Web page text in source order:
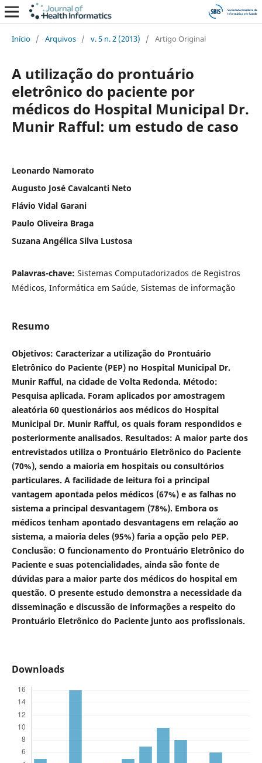
Início / Arquivos / v. 5 n. 2 (2013) / Artigo Original
A utilização do prontuário
eletrônico do paciente por
médicos do Hospital Municipal Dr.
Munir Rafful: um estudo de caso
Leonardo Namorato
Augusto José Cavalcanti Neto
Flávio Vidal Garani
Paulo Oliveira Braga
Suzana Angélica Silva Lustosa
Palavras-chave: Sistemas Computadorizados de Registros
Médicos, Informática em Saúde, Sistemas de informação
Resumo
Objetivos: Caracterizar a utilização do Prontuário
Eletrônico do Paciente (PEP) no Hospital Municipal Dr.
Munir Rafful, na cidade de Volta Redonda. Método:
Pesquisa aplicada. Foram aplicados por amostragem
aleatória 60 questionários aos médicos do Hospital
Municipal Dr. Munir Rafful, os quais foram respondidos e
posteriormente analisados. Resultados: A maior parte dos
entrevistados utiliza o Prontuário Eletrônico do Paciente
(70%), sendo a maioria em hospitais ou consultórios
particulares. A facilidade de leitura foi a principal
vantagem apontada pelos médicos (67%) e as falhas no
sistema a principal desvantagem (78%). Embora os
médicos tenham apontado desvantagens em relação ao
sistema, a maioria deles (95%) faria a opção pelo PEP.
Conclusão: O funcionamento do Prontuário Eletrônico do
Paciente e suas potencialidades, ainda são fonte de
dúvidas para a maior parte dos médicos do hospital em
questão. O presente estudo demonstra a necessidade da
disseminação e discussão de informações a respeito do
Prontuário Eletrônico do Paciente junto aos profissionais.
Downloads